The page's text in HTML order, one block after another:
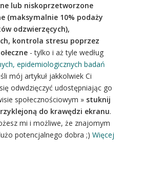
lub niskoprzetworzone
(maksymalnie 10% podaży
odzwierzęcych),
kontrola stresu poprzez
- tylko i aż tyle według
epidemiologicznych badań
mój artykuł jakkolwiek Ci
odwdzięczyć udostępniając go
społecznościowym » stuknij
do krawędzi ekranu.
mi i możliwe, że znajomym
potencjalnego dobra ;) Więcej